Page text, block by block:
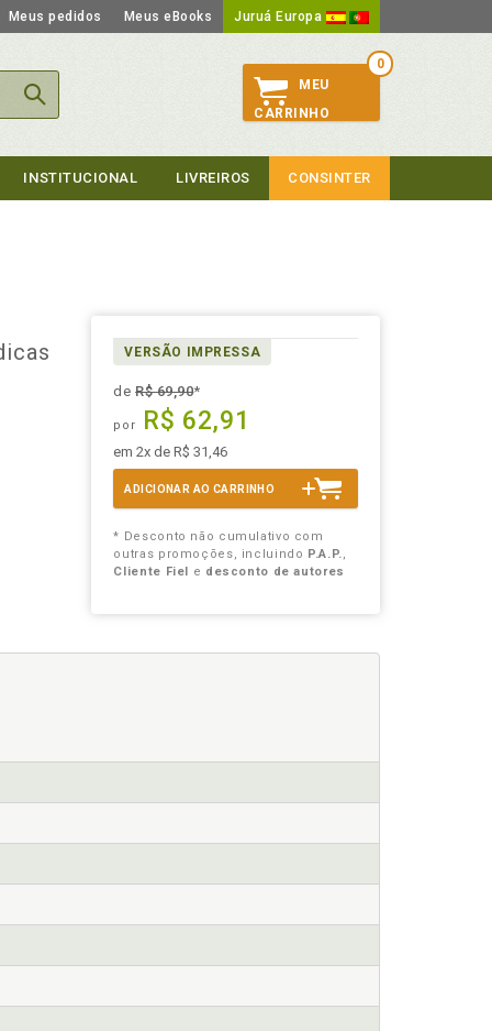
Meus pedidos Meus eBooks Juruá Europa
0
MEU
CARRINHO
INSTITUCIONAL LIVREIROS CONSINTER
VERSÃO IMPRESSA
deR$ 69,90*
por R$ 62,91
em 2x de R$ 31,46
ADICIONAR AO CARRINHO
* Desconto não cumulativo com
outras promoções, incluindo P.A.P.,
Cliente Fiel e desconto de autores